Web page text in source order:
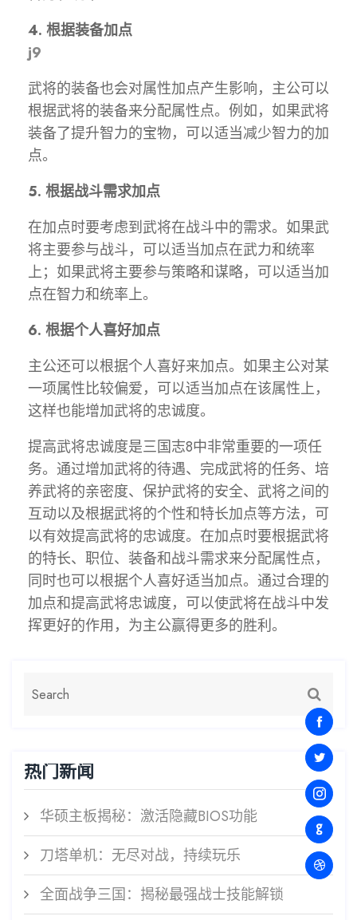
4. 根据装备加点
j9
武将的装备也会对属性加点产生影响，主公可以
根据武将的装备来分配属性点。例如，如果武将
装备了提升智力的宝物，可以适当减少智力的加
点。
5. 根据战斗需求加点
在加点时要考虑到武将在战斗中的需求。如果武
将主要参与战斗，可以适当加点在武力和统率
上；如果武将主要参与策略和谋略，可以适当加
点在智力和统率上。
6. 根据个人喜好加点
主公还可以根据个人喜好来加点。如果主公对某
一项属性比较偏爱，可以适当加点在该属性上，
这样也能增加武将的忠诚度。
提高武将忠诚度是三国志8中非常重要的一项任
务。通过增加武将的待遇、完成武将的任务、培
养武将的亲密度、保护武将的安全、武将之间的
互动以及根据武将的个性和特长加点等方法，可
以有效提高武将的忠诚度。在加点时要根据武将
的特长、职位、装备和战斗需求来分配属性点，
同时也可以根据个人喜好适当加点。通过合理的
加点和提高武将忠诚度，可以使武将在战斗中发
挥更好的作用，为主公赢得更多的胜利。
热门新闻
华硕主板揭秘：激活隐藏BIOS功能
刀塔单机：无尽对战，持续玩乐
全面战争三国：揭秘最强战士技能解锁